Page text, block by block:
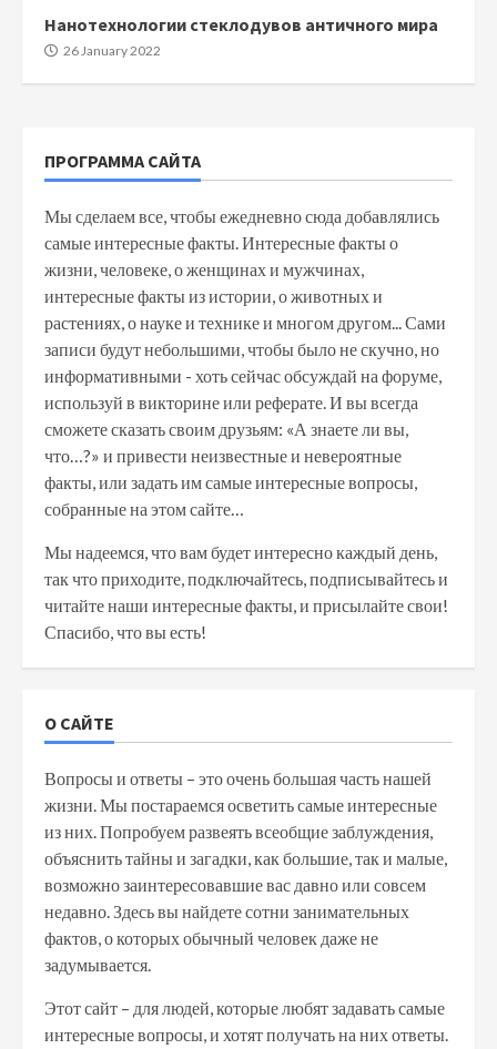
Нанотехнологии стеклодувов античного мира
26 January 2022
ПРОГРАММА САЙТА
Мы сделаем все, чтобы ежедневно сюда добавлялись
самые интересные факты. Интересные факты о
жизни, человеке, о женщинах и мужчинах,
интересные факты из истории, о животных и
растениях, о науке и технике и многом другом... Сами
записи будут небольшими, чтобы было не скучно, но
информативными - хоть сейчас обсуждай на форуме,
используй в викторине или реферате. И вы всегда
сможете сказать своим друзьям: «А знаете ли вы,
что…?» и привести неизвестные и невероятные
факты, или задать им самые интересные вопросы,
собранные на этом сайте…
Мы надеемся, что вам будет интересно каждый день,
так что приходите, подключайтесь, подписывайтесь и
читайте наши интересные факты, и присылайте свои!
Спасибо, что вы есть!
О САЙТЕ
Вопросы и ответы – это очень большая часть нашей
жизни. Мы постараемся осветить самые интересные
из них. Попробуем развеять всеобщие заблуждения,
объяснить тайны и загадки, как большие, так и малые,
возможно заинтересовавшие вас давно или совсем
недавно. Здесь вы найдете сотни занимательных
фактов, о которых обычный человек даже не
задумывается.
Этот сайт – для людей, которые любят задавать самые
интересные вопросы, и хотят получать на них ответы.